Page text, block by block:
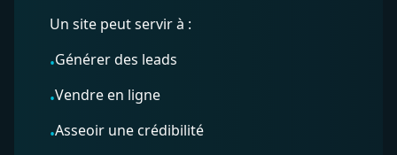
Un site peut servir à :
•Générer des leads
•Vendre en ligne
•Asseoir une crédibilité